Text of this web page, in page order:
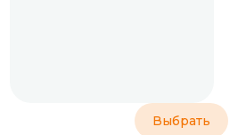
Выбрать